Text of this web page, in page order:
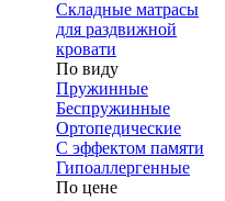
Складные матрасы
для раздвижной
кровати
По виду
Пружинные
Беспружинные
Ортопедические
С эффектом памяти
Гипоаллергенные
По цене